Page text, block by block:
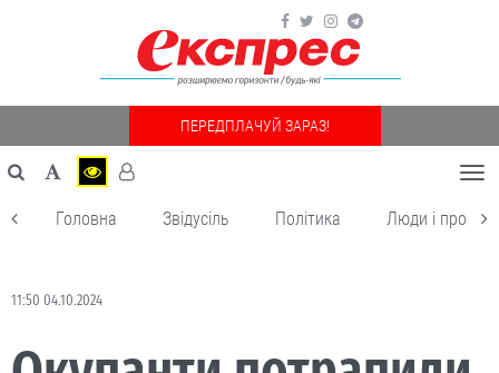
ПЕРЕДПЛАЧУЙ ЗАРАЗ!
Головна Звідусіль Політика Люди і
11:50 04.10.2024